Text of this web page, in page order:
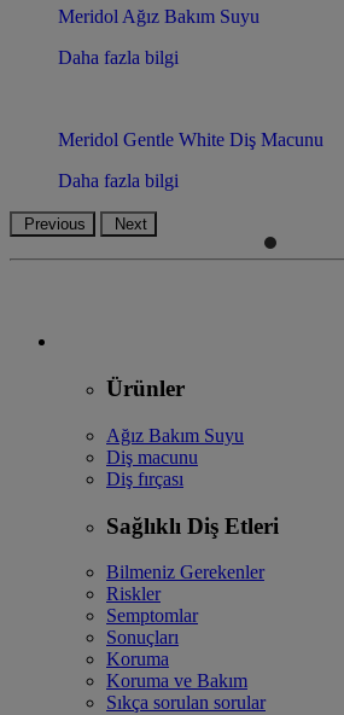
Meridol Ağız Bakım Suyu
Daha fazla bilgi
Meridol Gentle White Diş Macunu
Daha fazla bilgi
Previous Next
Ürünler
Ağız Bakım Suyu
Diş macunu
Diş fırçası
Sağlıklı Diş Etleri
Bilmeniz Gerekenler
Riskler
Semptomlar
Sonuçları
Koruma
Koruma ve Bakım
Sıkça sorulan sorular